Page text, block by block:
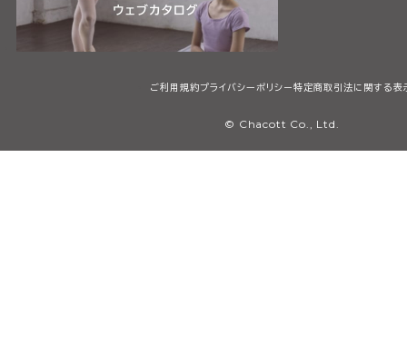
ご利用規約プライバシーポリシー特定商取引法に関する表
© Chacott Co., Ltd.